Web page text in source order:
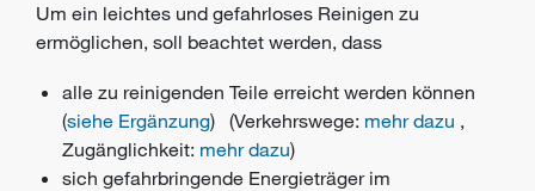
Um ein leichtes und gefahrloses Reinigen zu
ermöglichen, soll beachtet werden, dass
alle zu reinigenden Teile erreicht werden können
(siehe Ergänzung) (Verkehrswege: mehr dazu ,
Zugänglichkeit: mehr dazu)
sich gefahrbringende Energieträger im